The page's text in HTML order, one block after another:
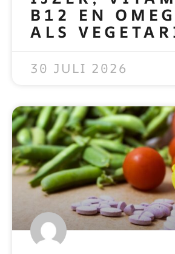
B12 EN
ALS
30 JULI 2026